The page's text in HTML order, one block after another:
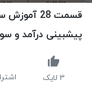
قسمت 28
پیشبینی درآمد و
۳ لایک